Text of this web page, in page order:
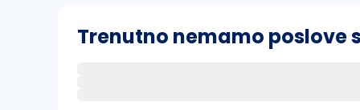
Trenutno nemamo poslove